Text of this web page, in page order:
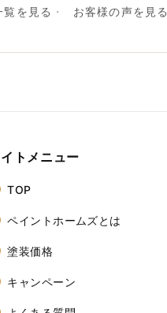
覧を見る お客様の声を見る
トメニュー
TOP
ペイントホームズとは
塗装価格
キャンペーン